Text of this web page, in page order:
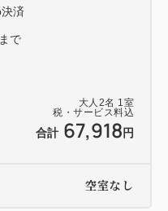
大人 2名 1 室
税・サービス料込
合計 67,918 円
済
で
空室なし